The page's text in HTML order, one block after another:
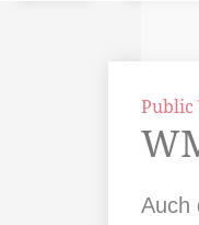
Public
Auch